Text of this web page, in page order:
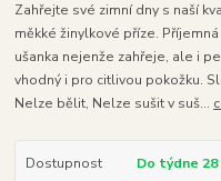
Zahřejte své zimní dny s naší
měkké žinylkové příze.
ušanka nejenže zahřeje, ale i
vhodný i pro citlivou pokožku.
Nelze bělit, Nelze sušit v suš...
Dostupnost
Do týdne 28